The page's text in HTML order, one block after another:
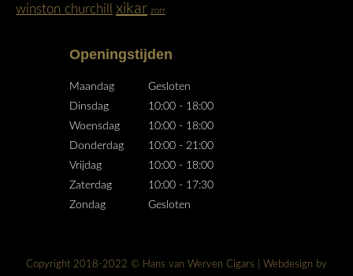
winston churchill xikar zorr
Openingstijden
Maandag
Gesloten
Dinsdag
10:00 - 18:00
Woensdag
10:00 - 18:00
Donderdag
10:00 - 21:00
Vrijdag
10:00 - 18:00
Zaterdag
10:00 - 17:30
Zondag
Gesloten
Copyright 2018-2022 © Hans van Werven Cigars | Webdesign by